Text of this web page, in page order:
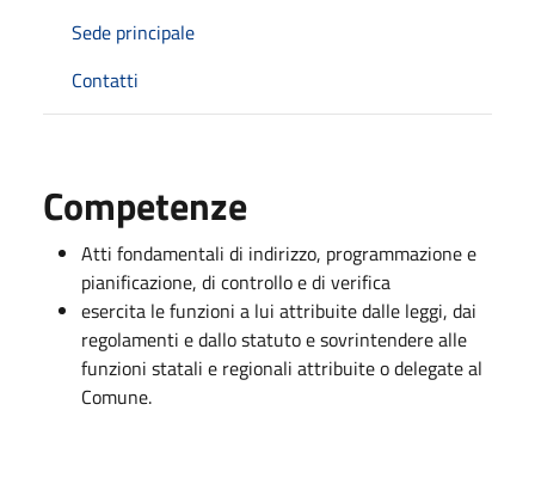
Sede principale
Contatti
Competenze
Atti fondamentali di indirizzo, programmazione e
pianificazione, di controllo e di verifica
esercita le funzioni a lui attribuite dalle leggi, dai
regolamenti e dallo statuto e sovrintendere alle
funzioni statali e regionali attribuite o delegate al
Comune.